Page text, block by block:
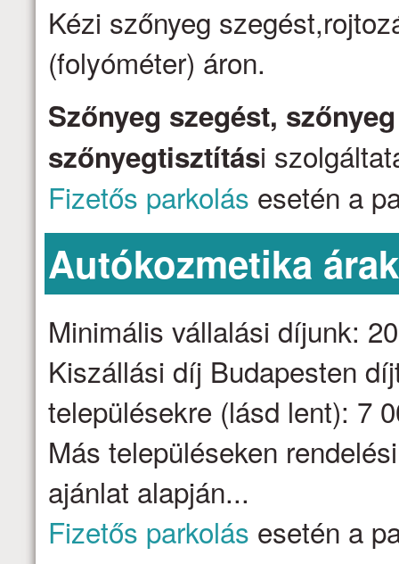
Kézi szőnyeg
(folyóméter) áron.
Szőnyeg szegést,
szőnyegtisztítási
Fizetős parkolás esetén a
Autókozmetika árak
Minimális vállalási díjunk:
Kiszállási díj Budapesten
településekre (lásd lent): 7
Más településeken
ajánlat alapján...
Fizetős parkolás esetén a